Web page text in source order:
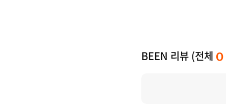
BEEN 리뷰 (전체 0